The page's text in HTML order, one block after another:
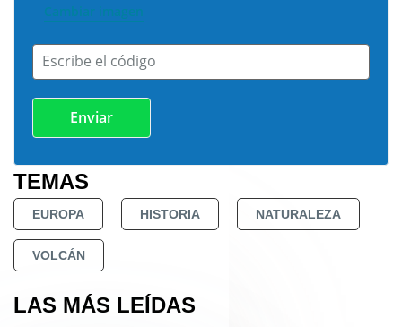
Cambiar imagen
Escribe el código
TEMAS
EUROPA HISTORIA NATURALEZA
VOLCÁN
LAS MÁS LEÍDAS